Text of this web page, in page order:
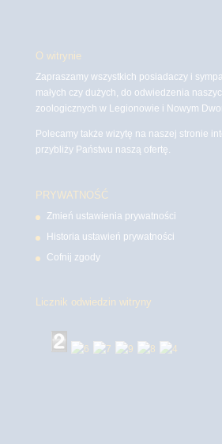
O witrynie
Zapraszamy wszystkich posiadaczy i
małych czy dużych, do odwiedzenia
zoologicznych w Legionowie i Nowym
Polecamy także wizytę na naszej stronie
przybliży Państwu naszą ofertę.
PRYWATNOŚĆ
Zmień ustawienia prywatności
Historia ustawień prywatności
Cofnij zgody
Licznik odwiedzin witryny